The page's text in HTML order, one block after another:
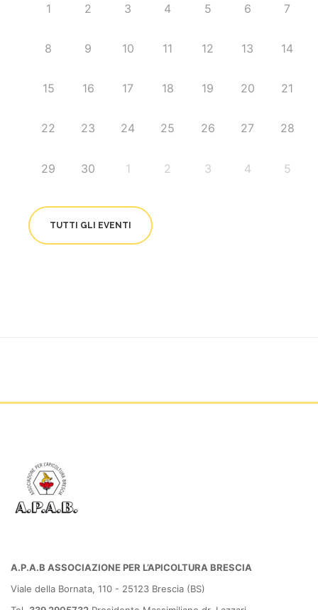
1 2 3 4 5 6 7
8 9 10 11 12 13 14
15 16 17 18 19 20 21
22 23 24 25 26 27 28
29 30 1 2 3 4 5
TUTTI GLI EVENTI
A.P.A.B ASSOCIAZIONE PER L’APICOLTURA BRESCIA
Viale della Bornata, 110 - 25123 Brescia (BS)